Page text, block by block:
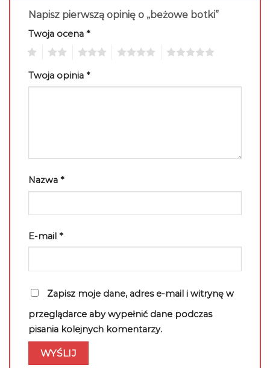
Napisz pierwszą opinię o „beżowe botki”
Twoja ocena *
Twoja opinia *
Nazwa *
E-mail *
Zapisz moje dane, adres e-mail i witrynę w
przeglądarce aby wypełnić dane podczas
pisania kolejnych komentarzy.